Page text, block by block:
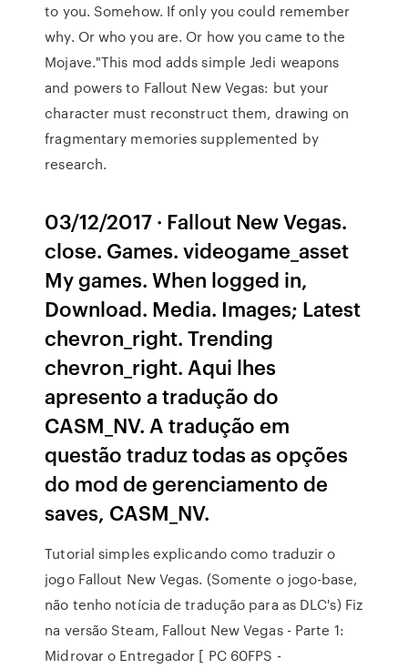
to you. Somehow. If only you could remember
why. Or who you are. Or how you came to the
Mojave."This mod adds simple Jedi weapons
and powers to Fallout New Vegas: but your
character must reconstruct them, drawing on
fragmentary memories supplemented by
research.
03/12/2017 · Fallout New Vegas.
close. Games. videogame_asset
My games. When logged in,
Download. Media. Images; Latest
chevron_right. Trending
chevron_right. Aqui lhes
apresento a tradução do
CASM_NV . A tradução em
questão traduz todas as opções
do mod de gerenciamento de
saves, CASM_NV.
Tutorial simples explicando como traduzir o
jogo Fallout New Vegas. (Somente o jogo-base,
não tenho notícia de tradução para as DLC's) Fiz
na versão Steam, Fallout New Vegas - Parte 1:
Midrovar o Entregador [ PC 60FPS -